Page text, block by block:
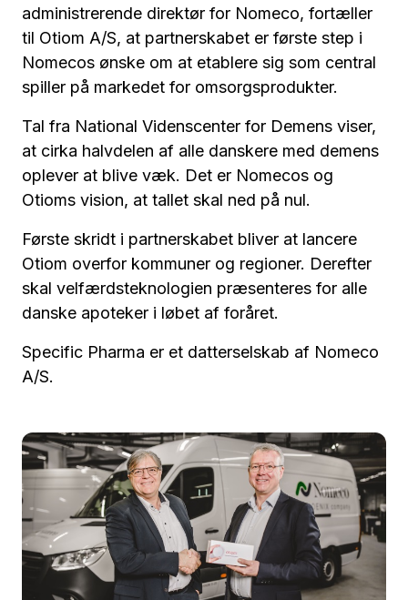
administrerende direktør for Nomeco, fortæller
til Otiom A/S, at partnerskabet er første step i
Nomecos ønske om at etablere sig som central
spiller på markedet for omsorgsprodukter.
Tal fra National Videnscenter for Demens viser,
at cirka halvdelen af alle danskere med demens
oplever at blive væk. Det er Nomecos og
Otioms vision, at tallet skal ned på nul.
Første skridt i partnerskabet bliver at lancere
Otiom overfor kommuner og regioner. Derefter
skal velfærdsteknologien præsenteres for alle
danske apoteker i løbet af foråret.
Specific Pharma er et datterselskab af Nomeco
A/S.